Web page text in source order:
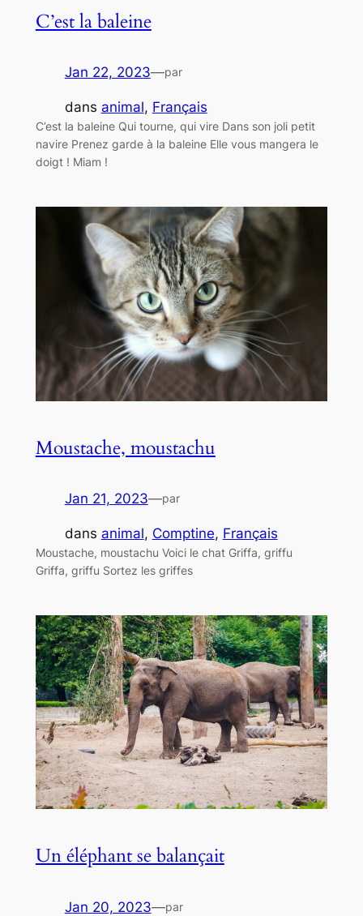
C’est la baleine
Jan 22, 2023—par
dans animal, Français
C’est la baleine Qui tourne, qui vire Dans son joli petit
navire Prenez garde à la baleine Elle vous mangera le
doigt ! Miam !
Moustache, moustachu
Jan 21, 2023—par
dans animal, Comptine, Français
Moustache, moustachu Voici le chat Griffa, griffu
Griffa, griffu Sortez les griffes
Un éléphant se balançait
Jan 20, 2023—par